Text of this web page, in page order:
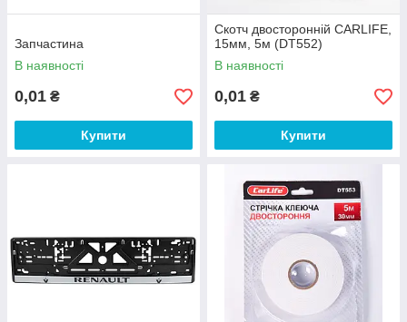
Запчастина
В наявності
0,01 ₴
Купити
Скотч двосторонній CARLIFE,
15мм, 5м (DT552)
В наявності
0,01 ₴
Купити